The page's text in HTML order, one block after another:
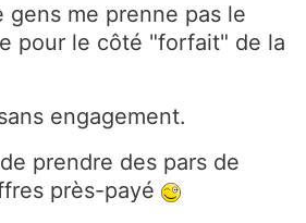
gens me prenne pas le
pour le côté "forfait" de la
engagement.
prendre des pars de
près-payé